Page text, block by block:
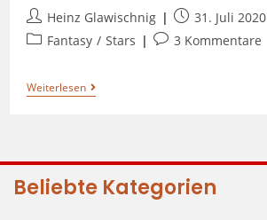
Heinz Glawischnig
31. Juli 2020
Fantasy / Stars 3 Kommentare
Weiterlesen
Beliebte Kategorien